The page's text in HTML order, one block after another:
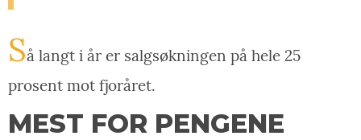
Så langt i år er salgsøkningen på hele 25
prosent mot fjoråret.
MEST FOR PENGENE